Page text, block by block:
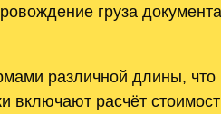
груза
различной длины,
расчёт